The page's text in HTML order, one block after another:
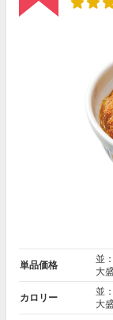
単品価格
並
大
カロリー
並
大